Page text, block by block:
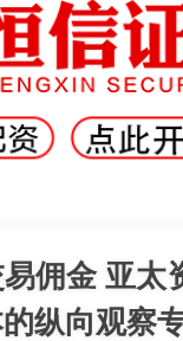
佣金 亚太
纵向观察